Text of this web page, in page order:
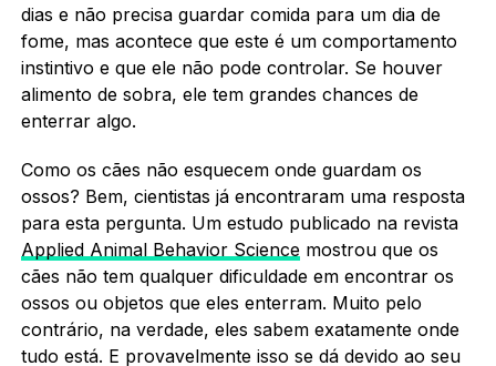
dias e não precisa guardar comida para um dia de
fome, mas acontece que este é um comportamento
instintivo e que ele não pode controlar. Se houver
alimento de sobra, ele tem grandes chances de
enterrar algo.
Como os cães não esquecem onde guardam os
ossos? Bem, cientistas já encontraram uma resposta
para esta pergunta. Um estudo publicado na revista
Applied Animal Behavior Sciencemostrou que os
cães não tem qualquer dificuldade em encontrar os
ossos ou objetos que eles enterram. Muito pelo
contrário, na verdade, eles sabem exatamente onde
tudo está. E provavelmente isso se dá devido ao seu